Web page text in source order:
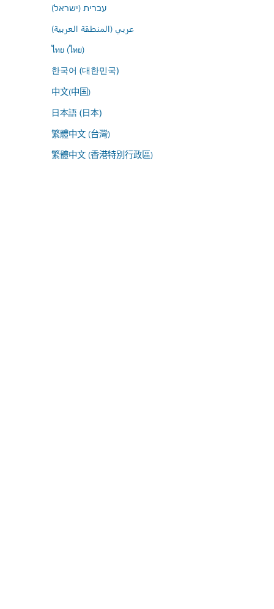
עברית (ישראל)
عربي (المنطقة العربية)
ไทย (ไทย)
한국어 (대한민국)
中文(中国)
日本語 (日本)
繁體中文 (台灣)
繁體中文 (香港特別行政區)